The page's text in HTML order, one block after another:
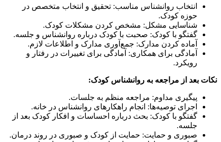
انتخاب روانشناس مناسب: تحقیق و انتخاب متخصص در
حوزه کودک.
شناسایی مشکل: مشخص کردن مشکلات کودک.
گفتگو با کودک: صحبت با کودک درباره روانشناس و جلسه.
آماده کردن مدارک: جمع‌آوری مدارک و اطلاعات لازم.
آمادگی برای همکاری: آمادگی برای تغییرات در رفتار و
رویکرد.
نکات بعد از مراجعه به روانشناس کودک:
پیگیری مداوم: مراجعه منظم به جلسات.
اجرای توصیه‌ها: انجام راهکارهای روانشناس در خانه.
گفتگو با کودک: بحث درباره احساسات و افکار کودک بعد از
جلسه.
صبوری و حمایت: حمایت از کودک و صبوری در روند درمان.